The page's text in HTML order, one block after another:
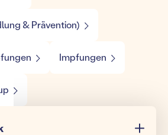
& Prävention)
Impfungen